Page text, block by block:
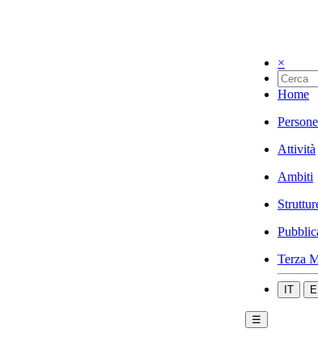
×
Home
Persone
Attività
Ambiti
Terza
IT
☰